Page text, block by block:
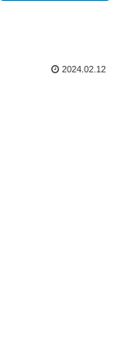
2024.02.12